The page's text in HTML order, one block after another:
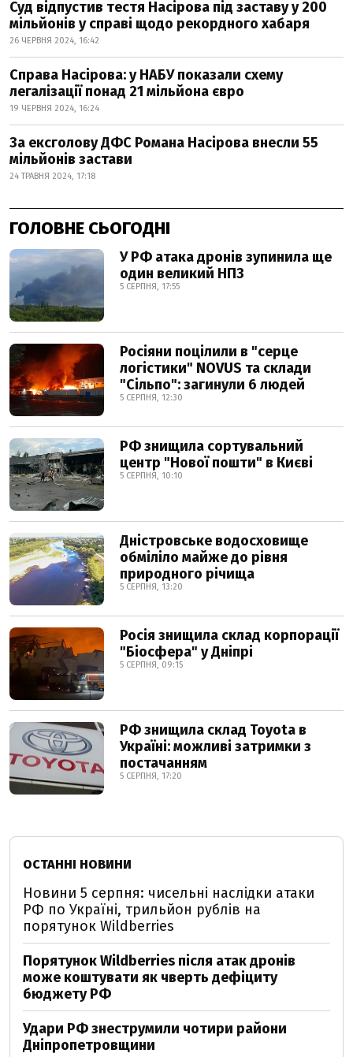
Суд відпустив тестя Насірова під заставу у 200
мільйонів у справі щодо рекордного хабаря
26 ЧЕРВНЯ 2024, 16:42
Справа Насірова: у НАБУ показали схему
легалізації понад 21 мільйона євро
19 ЧЕРВНЯ 2024, 16:24
За ексголову ДФС Романа Насірова внесли 55
мільйонів застави
24 ТРАВНЯ 2024, 17:18
ГОЛОВНЕ СЬОГОДНІ
У РФ атака дронів зупинила ще
один великий НПЗ
5 СЕРПНЯ, 17:55
Росіяни поцілили в "серце
логістики" NOVUS та склади
"Сільпо": загинули 6 людей
5 СЕРПНЯ, 12:30
РФ знищила сортувальний
центр "Нової пошти" в Києві
5 СЕРПНЯ, 10:10
Дністровське водосховище
обміліло майже до рівня
природного річища
5 СЕРПНЯ, 13:20
Росія знищила склад корпорації
"Біосфера" у Дніпрі
5 СЕРПНЯ, 09:15
РФ знищила склад Toyota в
Україні: можливі затримки з
постачанням
5 СЕРПНЯ, 17:20
ОСТАННІ НОВИНИ
Новини 5 серпня: чисельні наслідки атаки
РФ по Україні, трильйон рублів на
порятунок Wildberries
Порятунок Wildberries після атак дронів
може коштувати як чверть дефіциту
бюджету РФ
Удари РФ знеструмили чотири райони
Дніпропетровщини